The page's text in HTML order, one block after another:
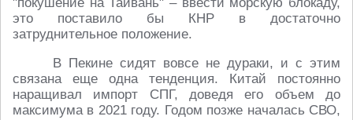
это поставило бы КНР в достаточно
затруднительное положение.
В Пекине сидят вовсе не дураки, и с этим
связана еще одна тенденция. Китай постоянно
наращивал импорт СПГ, доведя его объем до
максимума в 2021 году. Годом позже началась СВО,